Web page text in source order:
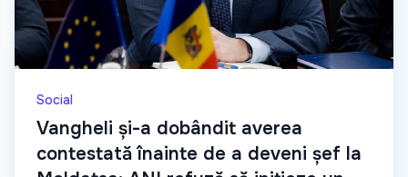
Social
Vangheli și-a dobândit averea
contestată înainte de a deveni șef la